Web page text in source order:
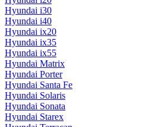
Hyundai i30
Hyundai i40
Hyundai ix20
Hyundai ix35
Hyundai ix55
Hyundai Matrix
Hyundai Porter
Hyundai Santa Fe
Hyundai Solaris
Hyundai Sonata
Hyundai Starex